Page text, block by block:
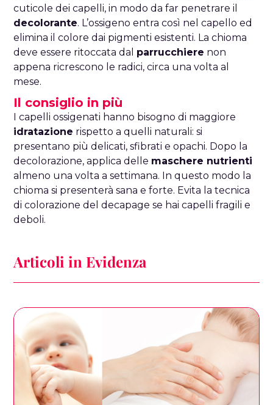
cuticole dei capelli, in modo da far penetrare il
decolorante. L’ossigeno entra così nel capello ed
elimina il colore dai pigmenti esistenti. La chioma
deve essere ritoccata dal parrucchiere non
appena ricrescono le radici, circa una volta al
mese.
Il consiglio in più
I capelli ossigenati hanno bisogno di maggiore
idratazione rispetto a quelli naturali: si
presentano più delicati, sfibrati e opachi. Dopo la
decolorazione, applica delle maschere nutrienti
almeno una volta a settimana. In questo modo la
chioma si presenterà sana e forte. Evita la tecnica
di colorazione del decapage se hai capelli fragili e
deboli.
Articoli in Evidenza